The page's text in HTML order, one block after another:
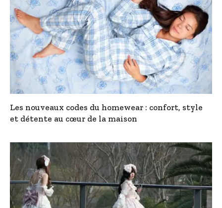
Les nouveaux codes du homewear : confort, style
et détente au cœur de la maison